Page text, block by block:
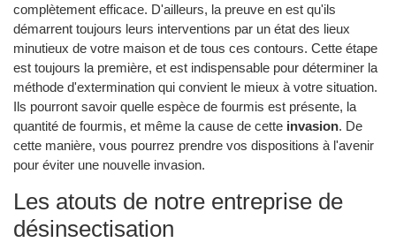
complètement efficace. D'ailleurs, la preuve en est qu'ils
démarrent toujours leurs interventions par un état des lieux
minutieux de votre maison et de tous ces contours. Cette étape
est toujours la première, et est indispensable pour déterminer la
méthode d'extermination qui convient le mieux à votre situation.
Ils pourront savoir quelle espèce de fourmis est présente, la
quantité de fourmis, et même la cause de cette invasion. De
cette manière, vous pourrez prendre vos dispositions à l'avenir
pour éviter une nouvelle invasion.
Les atouts de notre entreprise de
désinsectisation